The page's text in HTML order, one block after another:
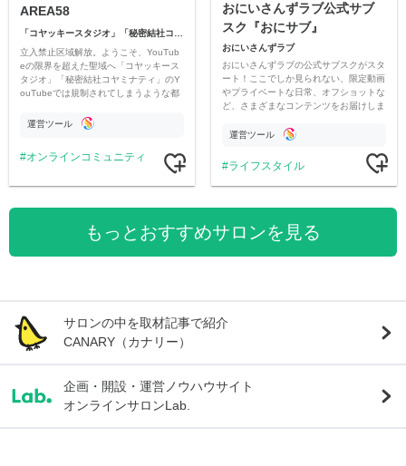
AREA58
立入禁止区域解放。ようこそ、YouTub
eの限界を超えた聖域へ「コヤッキース
タジオ」「秘密結社コヤミナティ」のY
ouTubeでは規制されてしまうような都
公開。
運営ツール
オンラインコミュニティ
おにいさんずラブ公式サブ
スク『おにサブ』
おにいさんずラブ
おにいさんずラブの公式サブスクがスタ
ート！ここでしか見られない、限定動画
やプライベートな日常、オフショットな
ど、さまざまなコンテンツをお届けしま
運営ツール
ライフスタイル
もっとおすすめサロンを見る
サロンの中を取材記事で紹介
CANARY（カナリー）
企画・開設・運営ノウハウサイト
オンラインサロンLab.